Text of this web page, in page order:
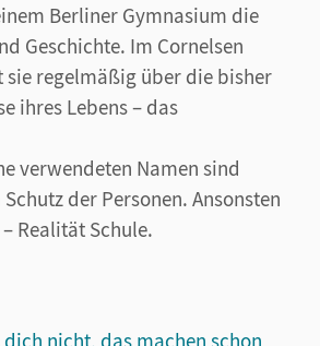
Berliner Gymnasium die
Geschichte. Im Cornelsen
sie regelmäßig über die bisher
ihres Lebens – das
verwendeten Namen sind
der Personen. Ansonsten
Realität Schule.
dich nicht, das machen schon